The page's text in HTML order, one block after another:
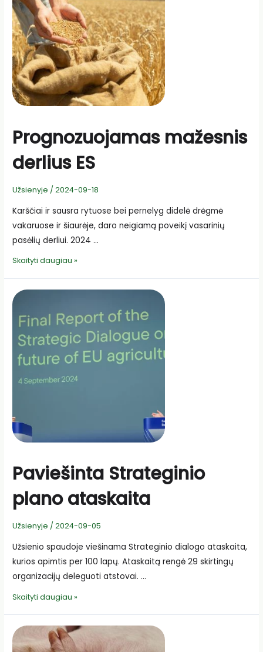
Prognozuojamas mažesnis
derlius ES
Užsienyje /2024-09-18
Karščiai ir sausra rytuose bei pernelyg didelė drėgmė
vakaruose ir šiaurėje, daro neigiamą poveikį vasarinių
pasėlių derliui. 2024 …
Prognozuojamas
ES
Skaityti daugiau »
Paviešinta Strateginio
plano ataskaita
Užsienyje /2024-09-05
Užsienio spaudoje viešinama Strateginio dialogo ataskaita,
kurios apimtis per 100 lapų. Ataskaitą rengė 29 skirtingų
organizacijų deleguoti atstovai. …
Paviešinta
plano
ataskaita
Skaityti daugiau »